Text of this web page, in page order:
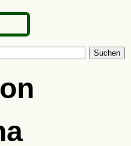
Suchen